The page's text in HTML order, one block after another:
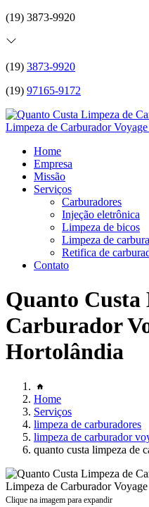
(19) 3873-9920
(19) 3873-9920
(19) 97165-9172
Home
Empresa
Missão
Serviços
Carburadores
Injeção eletrônica
Limpeza de bicos
Limpeza de
Retifica de
Contato
Quanto Custa
Carburador
Hortolândia
Home
Serviços
limpeza de carburadores
limpeza de carburador
quanto custa limpeza de
Clique na imagem para expandir